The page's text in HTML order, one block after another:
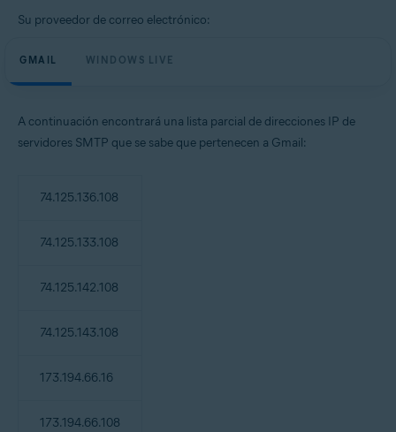
Su proveedor de correo electrónico:
GMAIL WINDOWS LIVE
A continuación encontrará una lista parcial de direcciones IP de
servidores SMTP que se sabe que pertenecen a Gmail:
74.125.136.108
74.125.133.108
74.125.142.108
74.125.143.108
173.194.66.16
173.194.66.108